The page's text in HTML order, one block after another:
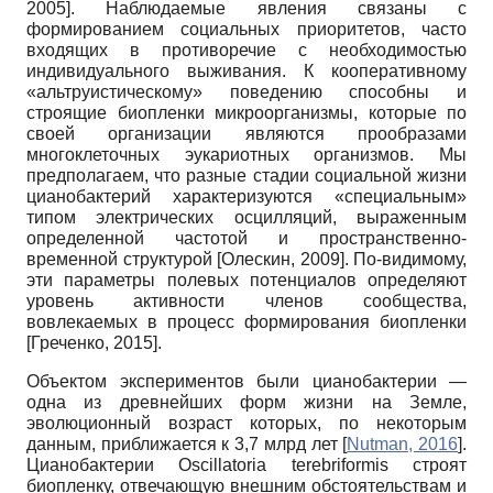
2005]. Наблюдаемые явления связаны с
формированием социальных приоритетов, часто
входящих в противоречие с необходимостью
индивидуального выживания. К кооперативному
«альтруистическому» поведению способны и
строящие био­пленки микроорганизмы, которые по
своей организации являются прообразами
многоклеточных эукариотных организмов. Мы
предполагаем, что разные стадии социальной жизни
цианобактерий характеризуются «специальным»
типом электрических осцилляций, выраженным
определенной частотой и пространственно-
временной структурой [Олескин, 2009]. По-видимому,
эти параметры полевых потенциалов определяют
уровень активности членов сообщества,
вовлекаемых в процесс формирования биопленки
[Греченко, 2015].
Объектом экспериментов были цианобактерии —
одна из древнейших форм жизни на Земле,
эволюционный возраст которых, по некоторым
данным, приближается к 3,7 млрд лет [Nutman, 2016].
Цианобактерии Oscillatoria terebriformis строят
биопленку, отвечающую внешним обстоятельствам и